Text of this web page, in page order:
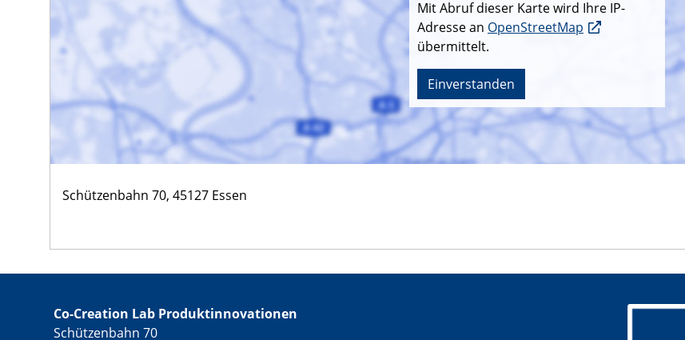
Mit Abruf dieser Karte wird Ihre IP-
Adresse an OpenStreetMap
übermittelt.
Einverstanden
Schützenbahn 70, 45127 Essen
Co-Creation Lab Produktinnovationen
​Schützenbahn 70